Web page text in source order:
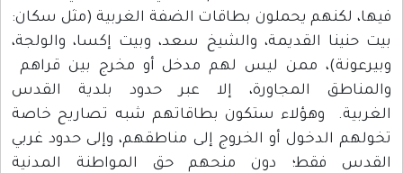
فيها، لكنهم يحملون بطاقات الضفة الغربية (مثل سكان:
بيت حنينا القديمة، والشيخ سعد، وبيت إكسا، والولجة،
وبيرعونة)، ممن ليس لهم مدخل أو مخرج بين قراهم
والمناطق المجاورة، إلا عبر حدود بلدية القدس
الغربية. وهؤلاء ستكون بطاقاتهم شبه تصاريح خاصة
تخولهم الدخول أو الخروج إلى مناطقهم، وإلى حدود غربي
القدس فقط؛ دون منحهم حق المواطنة المدنية